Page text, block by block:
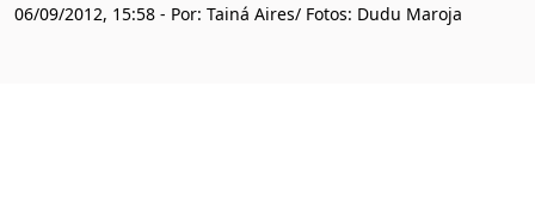
06/09/2012, 15:58 - Por: Tainá Aires/ Fotos: Dudu Maroja